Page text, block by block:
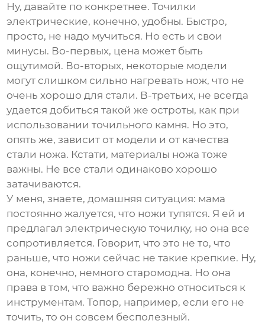
Ну, давайте по конкретнее. Точилки
электрические, конечно, удобны. Быстро,
просто, не надо мучиться. Но есть и свои
минусы. Во-первых, цена может быть
ощутимой. Во-вторых, некоторые модели
могут слишком сильно нагревать нож, что не
очень хорошо для стали. В-третьих, не всегда
удается добиться такой же остроты, как при
использовании точильного камня. Но это,
опять же, зависит от модели и от качества
стали ножа. Кстати, материалы ножа тоже
важны. Не все стали одинаково хорошо
затачиваются.
У меня, знаете, домашняя ситуация: мама
постоянно жалуется, что ножи тупятся. Я ей и
предлагал электрическую точилку, но она все
сопротивляется. Говорит, что это не то, что
раньше, что ножи сейчас не такие крепкие. Ну,
она, конечно, немного старомодна. Но она
права в том, что важно бережно относиться к
инструментам. Топор, например, если его не
точить, то он совсем бесполезный.